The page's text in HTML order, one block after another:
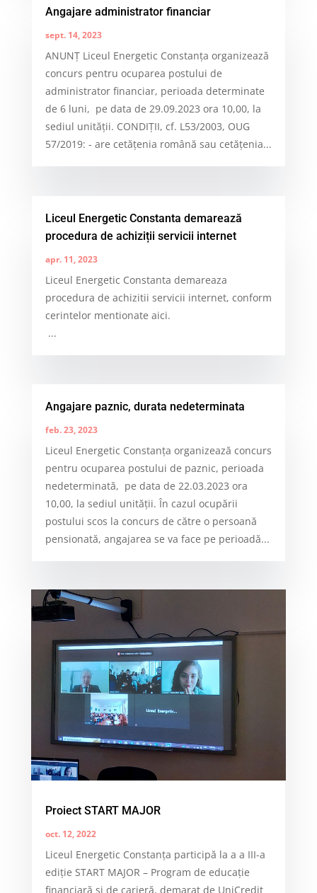
Angajare administrator financiar
sept. 14, 2023
ANUNŢ Liceul Energetic Constanța organizează
concurs pentru ocuparea postului de
administrator financiar, perioada determinate
de 6 luni, pe data de 29.09.2023 ora 10,00, la
sediul unității. CONDIŢII, cf. L53/2003, OUG
57/2019: - are cetățenia română sau cetățenia...
Liceul Energetic Constanta demarează
procedura de achiziții servicii internet
apr. 11, 2023
Liceul Energetic Constanta demareaza
procedura de achizitii servicii internet, conform
cerintelor mentionate aici.
...
Angajare paznic, durata nedeterminata
feb. 23, 2023
Liceul Energetic Constanța organizează concurs
pentru ocuparea postului de paznic, perioada
nedeterminată, pe data de 22.03.2023 ora
10,00, la sediul unităţii. În cazul ocupării
postului scos la concurs de către o persoană
pensionată, angajarea se va face pe perioadă...
Proiect START MAJOR
oct. 12, 2022
Liceul Energetic Constanța participă la a a III-a
ediție START MAJOR – Program de educație
financiară și de carieră, demarat de UniCredit